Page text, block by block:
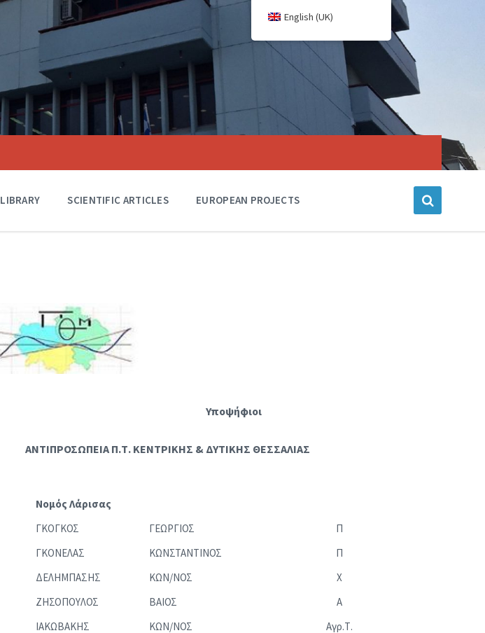
LIBRARY SCIENTIFIC ARTICLES EUROPEAN PROJECTS
Υποψήφιοι
ΑΝΤΙΠΡΟΣΩΠΕΙΑ Π.Τ. ΚΕΝΤΡΙΚΗΣ & ΔΥΤΙΚΗΣ ΘΕΣΣΑΛΙΑΣ
Νομός Λάρισας
ΓΚΟΓΚΟΣ
ΓΕΩΡΓΙΟΣ
Π
ΓΚΟΝΕΛΑΣ
ΚΩΝΣΤΑΝΤΙΝΟΣ
Π
ΔΕΛΗΜΠΑΣΗΣ
ΚΩΝ/ΝΟΣ
Χ
ΖΗΣΟΠΟΥΛΟΣ
ΒΑΙΟΣ
Α
ΙΑΚΩΒΑΚΗΣ
ΚΩΝ/ΝΟΣ
Αγρ.Τ.
English (UK)